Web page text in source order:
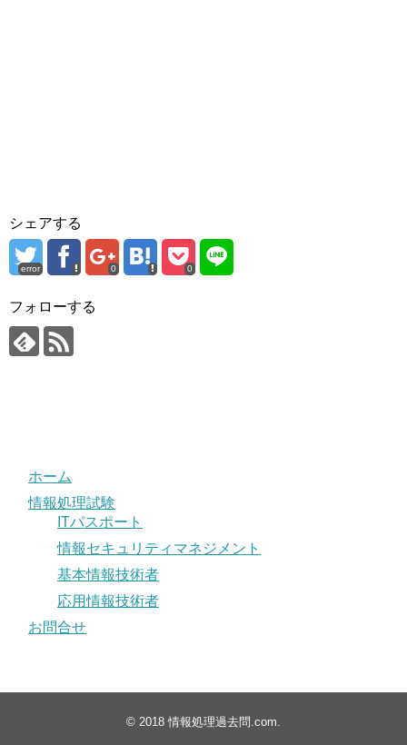
シェアする
error 0 0
フォローする
ホーム
情報処理試験
ITパスポート
情報セキュリティマネジメント
基本情報技術者
応用情報技術者
お問合せ
© 2018 情報処理過去問.com.